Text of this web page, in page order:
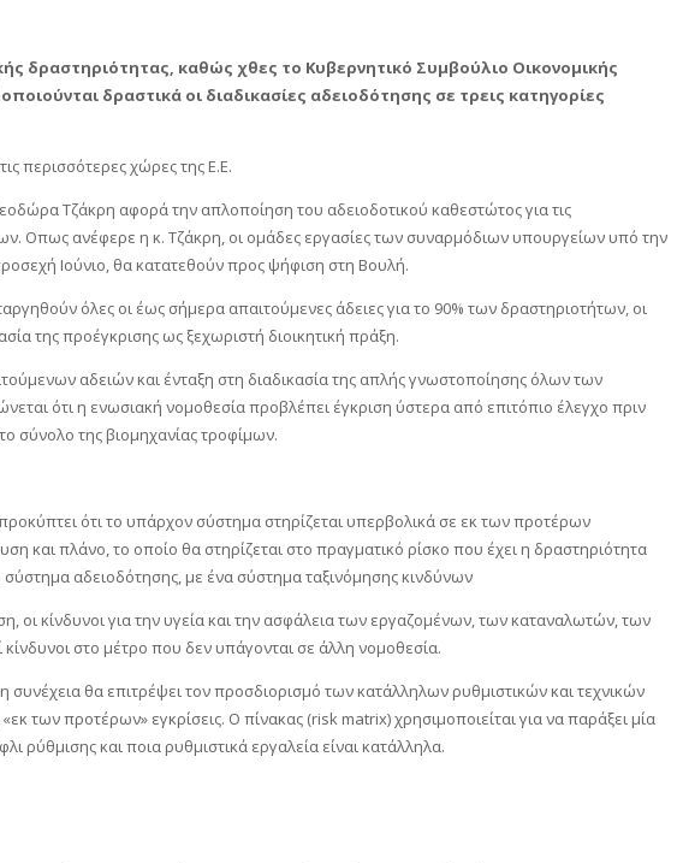
δραστηριότητας, καθώς χθες το Κυβερνητικό Συμβούλιο Οικονομικής
δραστικά οι διαδικασίες αδειοδότησης σε τρεις κατηγορίες
περισσότερες χώρες της Ε.Ε.
Τζάκρη αφορά την απλοποίηση του αδειοδοτικού καθεστώτος για τις
Οπως ανέφερε η κ. Τζάκρη, οι ομάδες εργασίες των συναρμόδιων υπουργείων υπό την
Ιούνιο, θα κατατεθούν προς ψήφιση στη Βουλή.
όλες οι έως σήμερα απαιτούμενες άδειες για το 90% των δραστηριοτήτων, οι
της προέγκρισης ως ξεχωριστή διοικητική πράξη.
αδειών και ένταξη στη διαδικασία της απλής γνωστοποίησης όλων των
ότι η ενωσιακή νομοθεσία προβλέπει έγκριση ύστερα από επιτόπιο έλεγχο πριν
σύνολο της βιομηχανίας τροφίμων.
ότι το υπάρχον σύστημα στηρίζεται υπερβολικά σε εκ των προτέρων
και πλάνο, το οποίο θα στηρίζεται στο πραγματικό ρίσκο που έχει η δραστηριότητα
αδειοδότησης, με ένα σύστημα ταξινόμησης κινδύνων
οι κίνδυνοι για την υγεία και την ασφάλεια των εργαζομένων, των καταναλωτών, των
κίνδυνοι στο μέτρο που δεν υπάγονται σε άλλη νομοθεσία.
θα επιτρέψει τον προσδιορισμό των κατάλληλων ρυθμιστικών και τεχνικών
των προτέρων» εγκρίσεις. Ο πίνακας (risk matrix) χρησιμοποιείται για να παράξει μία
και ποια ρυθμιστικά εργαλεία είναι κατάλληλα.